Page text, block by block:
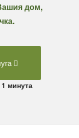
дом,
минута